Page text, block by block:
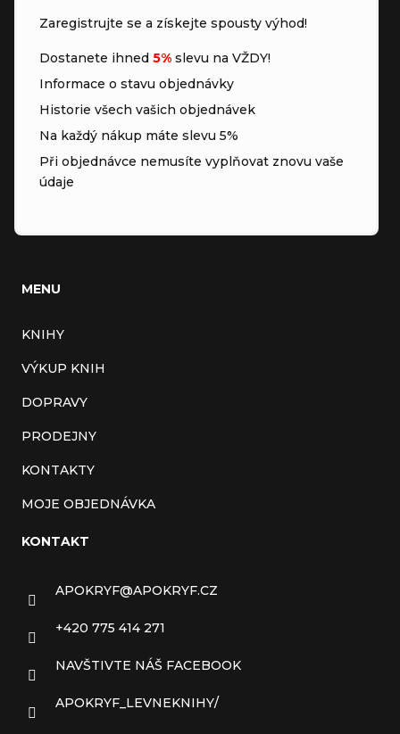
Zaregistrujte se a získejte spousty výhod!
Dostanete ihned 5% slevu na VŽDY!
Informace o stavu objednávky
Historie všech vašich objednávek
Na každý nákup máte slevu 5%
Při objednávce nemusíte vyplňovat znovu vaše
údaje
MENU
KNIHY
VÝKUP KNIH
DOPRAVY
PRODEJNY
KONTAKTY
MOJE OBJEDNÁVKA
KONTAKT
APOKRYF@APOKRYF.CZ
+420 775 414 271
NAVŠTIVTE NÁŠ FACEBOOK
APOKRYF_LEVNEKNIHY/